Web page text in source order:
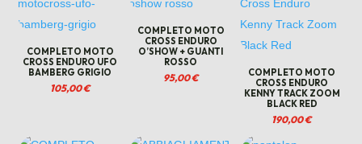
COMPLETO MOTO
CROSS ENDURO UFO
BAMBERG GRIGIO
105,00€
COMPLETO MOTO
CROSS ENDURO
O’SHOW + GUANTI
ROSSO
95,00€
COMPLETO MOTO
CROSS ENDURO
KENNY TRACK ZOOM
BLACK RED
190,00€